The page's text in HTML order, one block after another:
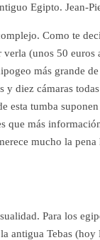
Egipto. Jean-
Como te
(unos 50 euros
más grande
diez cámaras
esta tumba
más
mucho la
Para los
antigua Tebas